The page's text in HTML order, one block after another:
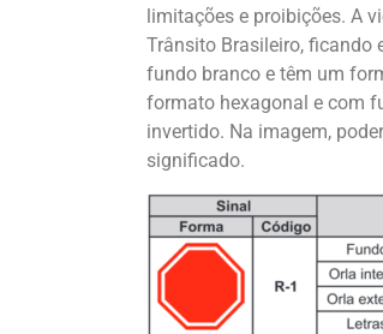
limitações e proibições. A
Trânsito Brasileiro, ficando
fundo branco e têm um
formato hexagonal e com
invertido. Na imagem,
significado.